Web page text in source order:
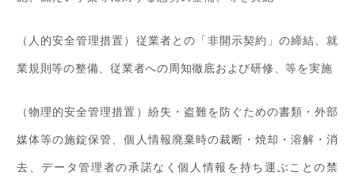
（人的安全管理措置）従業者との「非開示契約」の締結、就
業規則等の整備、従業者への周知徹底および研修、等を実施
（物理的安全管理措置）紛失・盗難を防ぐための書類・外部
媒体等の施錠保管、個人情報廃棄時の裁断・焼却・溶解・消
去、データ管理者の承諾なく個人情報を持ち運ぶことの禁